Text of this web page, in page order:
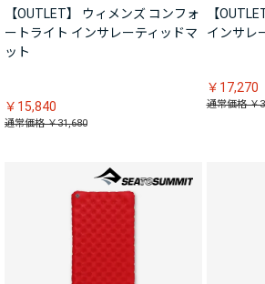
【OUTLET】 ウィメンズ コンフォ
ートライト インサレーティッドマ
ット
￥15,840
通常価格 ￥31,680
【
インサレ
￥17,270
通常価格 ￥